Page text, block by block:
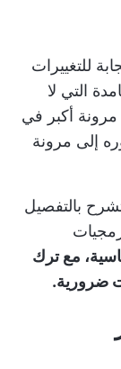
للتغييرات
التي لا
مرونة أكبر في
إلى مرونة
بالتفصيل
مع ترك
ضرورية.